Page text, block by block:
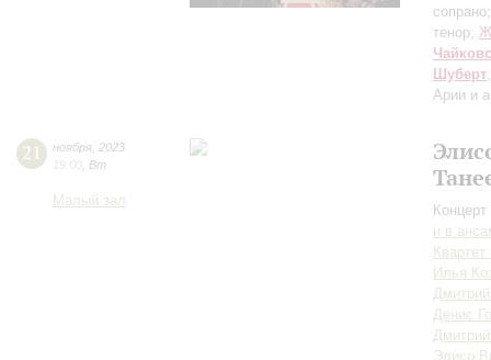
тенор;
Шуберт
Арии и
21 ноября 2023
19:00 Вт
Малый зал
и в
Илья
Денис
Элисо